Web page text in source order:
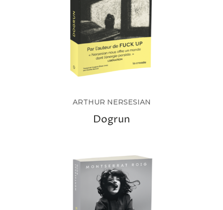
ARTHUR NERSESIAN
Dogrun